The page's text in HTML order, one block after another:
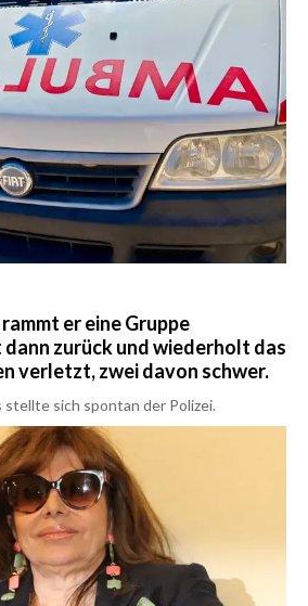
er eine Gruppe
zurück und wiederholt das
verletzt, zwei davon schwer.
stellte sich spontan der Polizei.